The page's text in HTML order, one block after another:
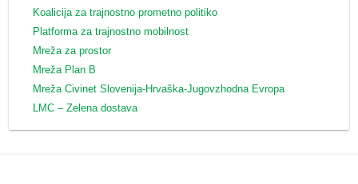
Koalicija za trajnostno prometno politiko
Platforma za trajnostno mobilnost
Mreža za prostor
Mreža Plan B
Mreža Civinet Slovenija-Hrvaška-Jugovzhodna Evropa
LMC – Zelena dostava